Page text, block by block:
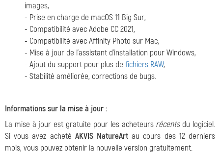
images,
- Prise en charge de macOS 11 Big Sur,
- Compatibilité avec Adobe CC 2021,
- Compatibilité avec Affinity Photo sur Mac,
- Mise à jour de l'assistant d'installation pour Windows,
- Ajout du support pour plus de fichiers RAW,
- Stabilité améliorée, corrections de bugs.
Informations sur la mise à jour :
La mise à jour est gratuite pour les acheteurs récentsdu logiciel.
Si vous avez acheté AKVIS NatureArt au cours des 12 derniers
mois, vous pouvez obtenir la nouvelle version gratuitement.